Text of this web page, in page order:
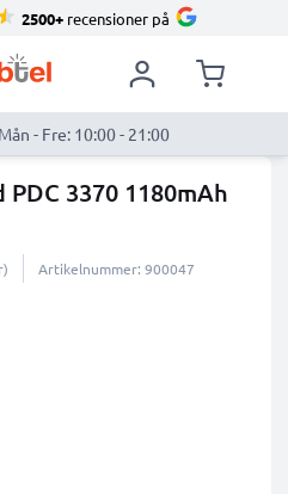
2500+ recensioner på
- Fre: 10:00 - 21:00
3370 1180mAh
Artikelnummer: 900047